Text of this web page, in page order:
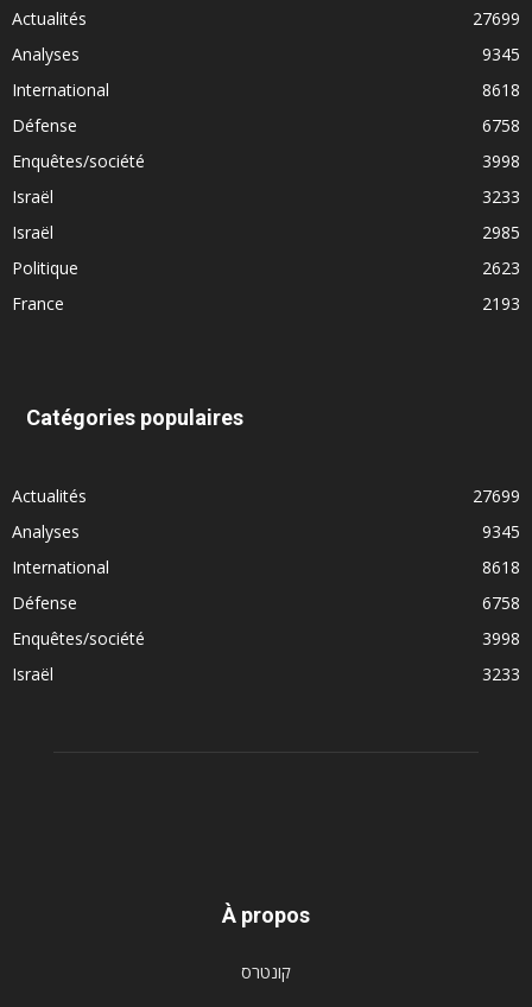
Actualités
27699
Analyses
9345
International
8618
Défense
6758
Enquêtes/société
3998
Israël
3233
Israël
2985
Politique
2623
France
2193
Catégories populaires
Actualités
27699
Analyses
9345
International
8618
Défense
6758
Enquêtes/société
3998
Israël
3233
À propos
קונטרס